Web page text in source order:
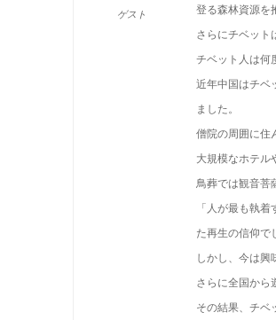
ゲスト
登る森林資源を
さらにチベット
チベット人は何
近年中国はチベ
ました。
僧院の周囲に住
大規模なホテル
鳥葬では観音菩
「人が最も執
た再生の信仰で
しかし、今は興
さらに全国から
その結果、チベ